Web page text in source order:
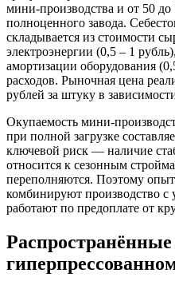
мини-производства и от 50
полноценного завода.
складывается из стоимости
электроэнергии (0,5 – 1
амортизации оборудования
расходов. Рыночная цена
рублей за штуку в
Окупаемость мини-
при полной загрузке
ключевой риск — наличие
относится к сезонным
переполняются. Поэтому
комбинируют производство с
работают по предоплате от